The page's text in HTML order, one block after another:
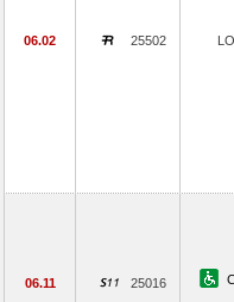
06.02 25502
06.11 25016